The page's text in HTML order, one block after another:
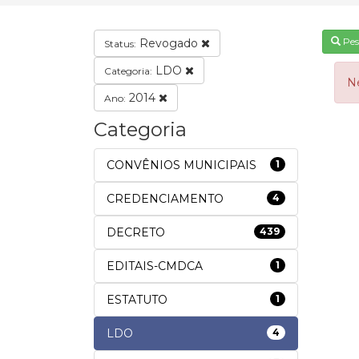
Status: Revogado
Categoria: LDO
Ano: 2014
Categoria
CONVÊNIOS MUNICIPAIS 1
CREDENCIAMENTO 4
DECRETO 439
EDITAIS-CMDCA 1
ESTATUTO 1
LDO 4